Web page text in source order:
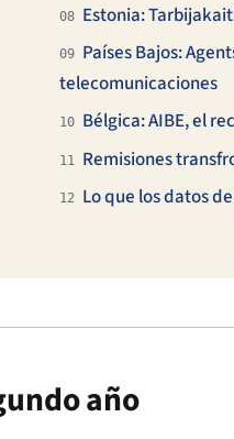
08 Estonia:
09 Países Bajos:
telecomunicaciones
10 Bélgica: AIBE, el
11 Remisiones
12 Lo que los datos
año